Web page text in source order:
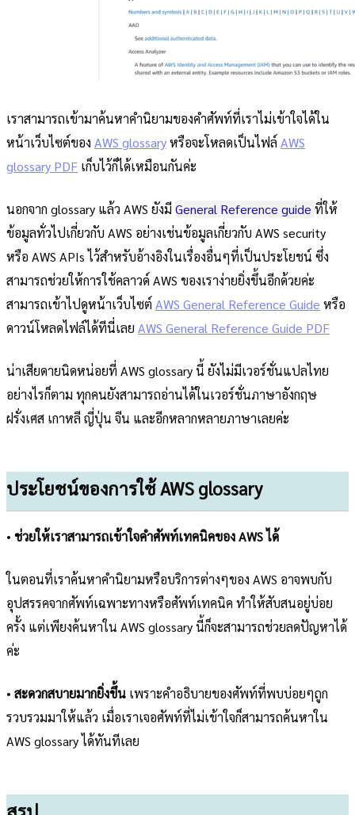
เราสามารถเข้ามาค้นหาคำนิยามของคำศัพท์ที่เราไม่เข้าใจได้ใน
หน้าเว็บไซต์ของ AWS glossaryหรือจะโหลดเป็นไฟล์ AWS
glossary PDF เก็บไว้ก็ได้เหมือนกันค่ะ
นอกจาก glossary แล้ว AWS ยังมี General Reference guide ที่ให้
ข้อมูลทั่วไปเกี่ยวกับ AWS อย่างเช่นข้อมูลเกี่ยวกับ AWS security
หรือ AWS APIs ไว้สำหรับอ้างอิงในเรื่องอื่นๆที่เป็นประโยชน์ ซึ่ง
สามารถช่วยให้การใช้คลาวด์ AWS ของเราง่ายยิ่งขึ้นอีกด้วยค่ะ
สามารถเข้าไปดูหน้าเว็บไซต์ AWS General Reference Guide หรือ
ดาวน์โหลดไฟล์ได้ทีนี่เลย AWS General Reference Guide PDF
น่าเสียดายนิดหน่อยที่ AWS glossary นี้ ยังไม่มีเวอร์ชั่นแปลไทย
อย่างไรก็ตาม ทุกคนยังสามารถอ่านได้ในเวอร์ชั่นภาษาอังกฤษ
ฝรั่งเศส เกาหลี ญี่ปุ่น จีน และอีกหลากหลายภาษาเลยค่ะ
ประโยชน์ของการใช้ AWS glossary
• ช่วยให้เราสามารถเข้าใจคำศัพท์เทคนิคของ AWS ได้
ในตอนที่เราค้นหาคำนิยามหรือบริการต่างๆของ AWS อาจพบกับ
อุปสรรคจากศัพท์เฉพาะทางหรือศัพท์เทคนิค ทำให้สับสนอยู่บ่อย
ครั้ง แต่เพียงค้นหาใน AWS glossary นี้ก็จะสามารถช่วยลดปัญหาได้
ค่ะ
• สะดวกสบายมากยิ่งขึ้น เพราะคำอธิบายของศัพท์ที่พบบ่อยๆถูก
รวบรวมมาให้แล้ว เมื่อเราเจอศัพท์ที่ไม่เข้าใจก็สามารถค้นหาใน
AWS glossary ได้ทันทีเลย
สรุป